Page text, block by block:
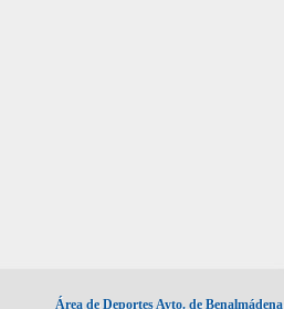
Área de Deportes Ayto. de Benalmádena